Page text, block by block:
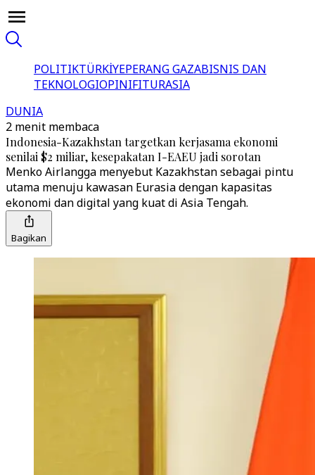
POLITIKTÜRKİYEPERANG GAZABISNIS DAN
TEKNOLOGIOPINIFITURASIA
DUNIA
2 menit membaca
Indonesia-Kazakhstan targetkan kerjasama ekonomi
senilai $2 miliar, kesepakatan I-EAEU jadi sorotan
Menko Airlangga menyebut Kazakhstan sebagai pintu
utama menuju kawasan Eurasia dengan kapasitas
ekonomi dan digital yang kuat di Asia Tengah.
Bagikan